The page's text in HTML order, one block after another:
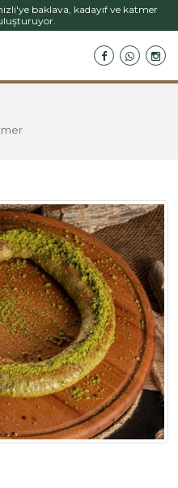
baklava, kadayıf ve katmer